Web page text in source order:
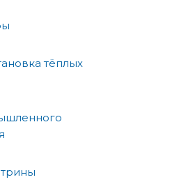
тёплых